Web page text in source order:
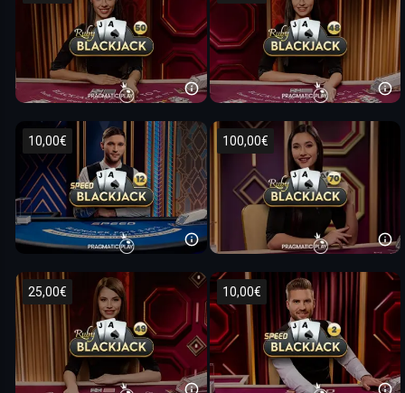
10,00€ 100,00€
25,00€ 10,00€